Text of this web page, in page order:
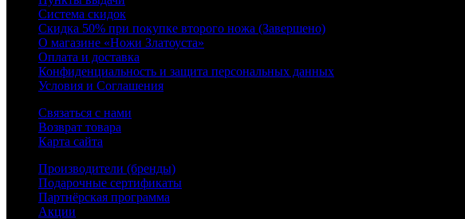
Система скидок
Скидка 50% при покупке второго ножа (Завершено)
О магазине «Ножи Златоуста»
Оплата и доставка
Конфиденциальность и защита персональных данных
Условия и Соглашения
Связаться с нами
Возврат товара
Карта сайта
Производители (бренды)
Подарочные сертификаты
Партнёрская программа
Акции